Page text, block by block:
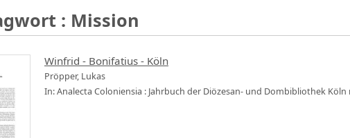
: Mission
Winfrid - Bonifatius - Köln
Pröpper, Lukas
In: Analecta Coloniensia : Jahrbuch der Diözesan- und Dombibliothek